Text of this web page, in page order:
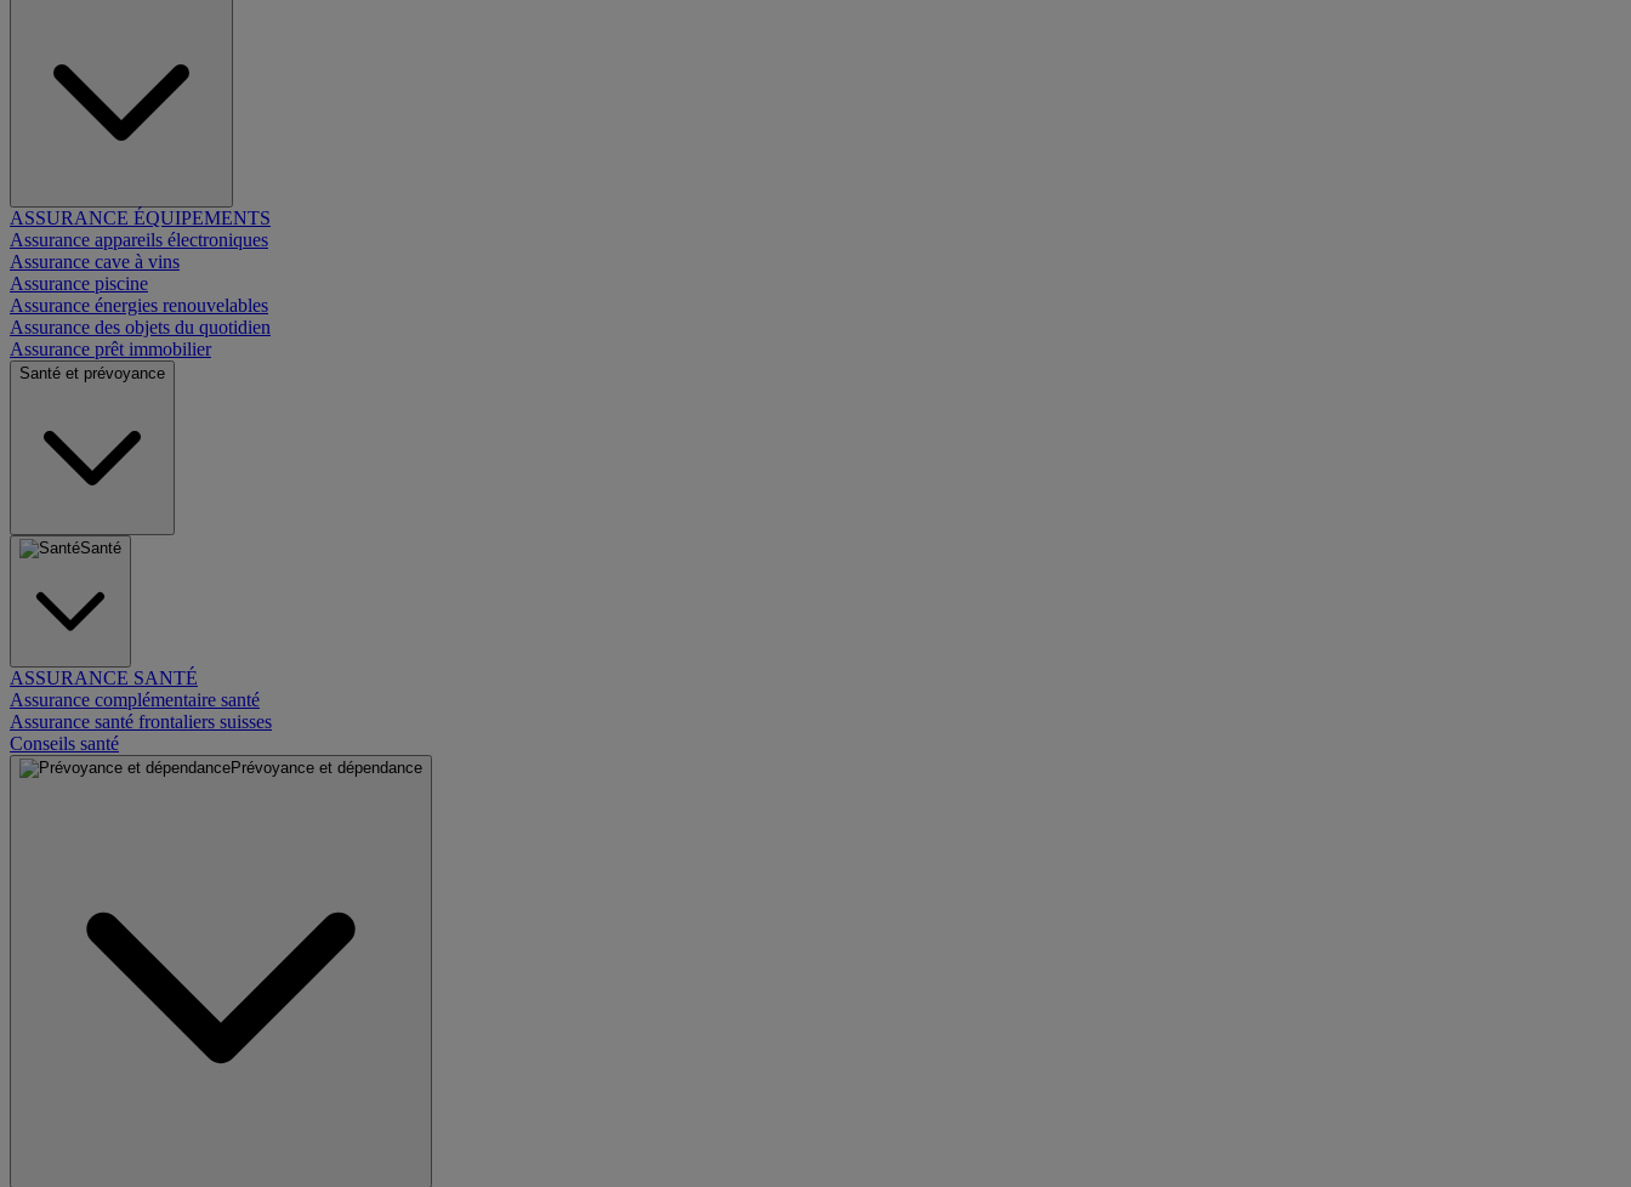
ASSURANCE ÉQUIPEMENTS
Assurance appareils électroniques
Assurance cave à vins
Assurance piscine
Assurance énergies renouvelables
Assurance des objets du quotidien
Assurance prêt immobilier
Santé et prévoyance
Santé
ASSURANCE SANTÉ
Assurance complémentaire santé
Assurance santé frontaliers suisses
Conseils santé
Prévoyance et dépendance